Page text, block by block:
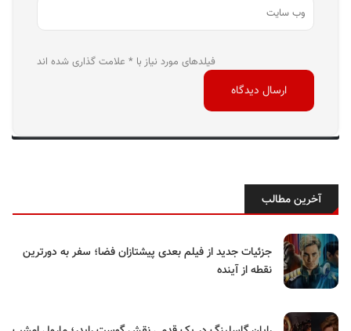
فیلدهای مورد نیاز با * علامت گذاری شده اند
آخرین مطالب
جزئیات جدید از فیلم بعدی پیشتازان فضا؛ سفر به دورترین
نقطه از آینده